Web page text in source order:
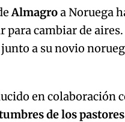
Almagroa Noruega
para cambiar de
a su novio
en colaboración
de los